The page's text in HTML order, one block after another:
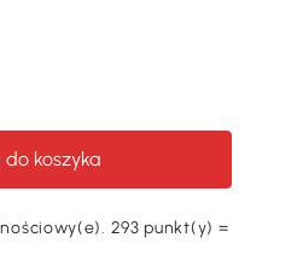
do koszyka
293 punkt(y) =